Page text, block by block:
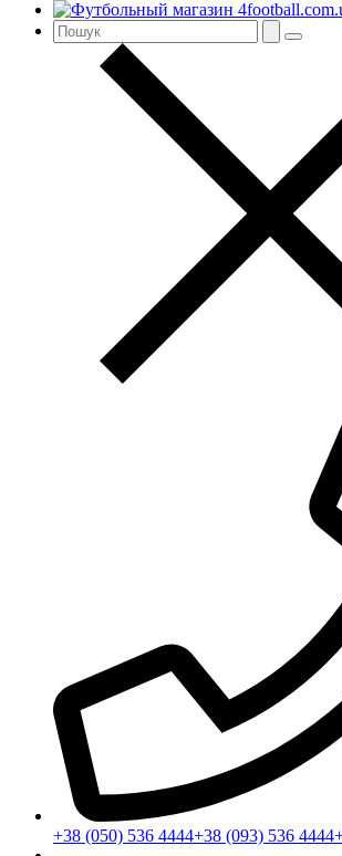
+38 (050) 536 4444+38 (093) 536 4444